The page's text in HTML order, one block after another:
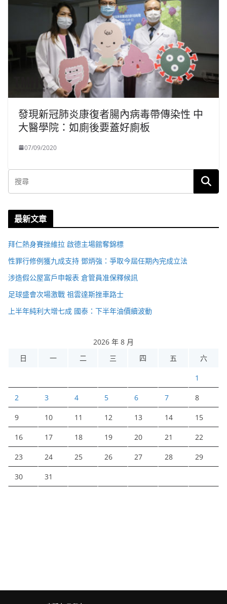
發現新冠肺炎康復者腸內病毒帶傳染性 中
大醫學院：如廁後要蓋好廁板
07/09/2020
最新文章
拜仁熱身賽挫維拉 啟德主場館奪錦標
性罪行修例獲九成支持 鄧炳強：爭取今屆任期內完成立法
涉造假公屋富戶申報表 倉管員准保釋候訊
足球盛會次場激戰 祖雲達斯挫車路士
上半年純利大增七成 國泰：下半年油價續波動
2026 年 8 月
日
一 二 三 四 五 六
1
2 3 4 5 6 7 8
9 10 11 12 13 14 15
16 17 18 19 20 21 22
23 24 25 26 27 28 29
30 31